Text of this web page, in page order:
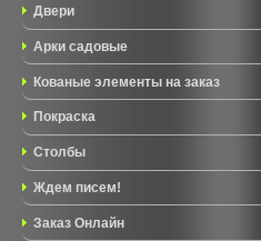
Двери
Арки садовые
Кованые элементы на заказ
Покраска
Столбы
Ждем писем!
Заказ Онлайн